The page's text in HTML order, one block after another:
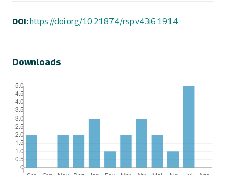
DOI:https://doi.org/10.21874/rsp.v43i6.1914
Downloads